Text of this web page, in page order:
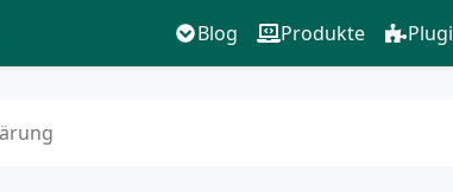
Blog Produkte